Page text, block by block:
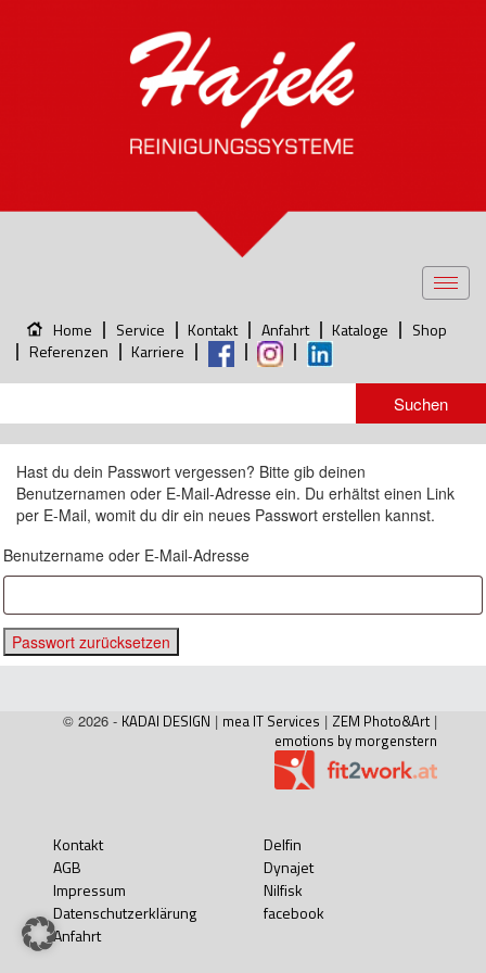
Home Service Kontakt Anfahrt Kataloge
Shop
Referenzen
Karriere
Hast du dein Passwort vergessen? Bitte gib deinen
Benutzernamen oder E-Mail-Adresse ein. Du erhältst einen Link
per E-Mail, womit du dir ein neues Passwort erstellen kannst.
Benutzername oder E-Mail-Adresse
Passwort zurücksetzen
© 2026 - KADAI DESIGN | mea IT Services | ZEM Photo&Art |
emotions by morgenstern
Kontakt
AGB
Impressum
Datenschutzerklärung
Anfahrt
Delfin
Dynajet
Nilfisk
facebook